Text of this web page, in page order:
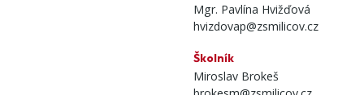
Mgr. Pavlína Hvižďová
hvizdovap@zsmilicov.cz
Školník
Miroslav Brokeš